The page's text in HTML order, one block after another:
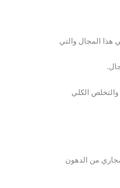
هذا المجال والتي
والتخلص الكلي
من الدهون